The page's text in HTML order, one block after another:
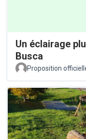
Un éclairage
Busca
Proposition